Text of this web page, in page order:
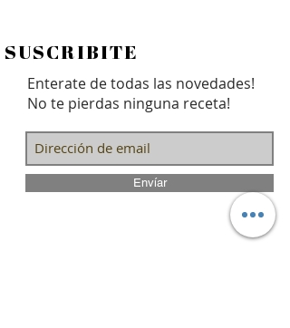
livianos! Ad
SUSCRIBITE
Enterate de todas las novedades!
No te pierdas ninguna receta!
Envíar